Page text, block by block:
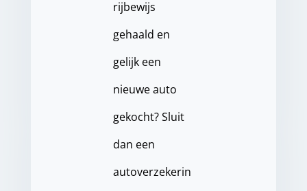
rijbewijs
gehaald en
gelijk een
nieuwe auto
gekocht? Sluit
dan een
autoverzekerin